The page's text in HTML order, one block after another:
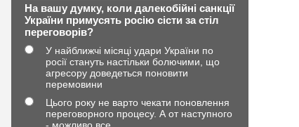
На вашу думку, коли далекобійні санкції
України примусять росію сісти за стіл
переговорів?
У найближчі місяці удари України по
росії стануть настільки болючими, що
агресору доведеться поновити
перемовини
Цього року не варто чекати поновлення
переговорного процесу. А от наступного